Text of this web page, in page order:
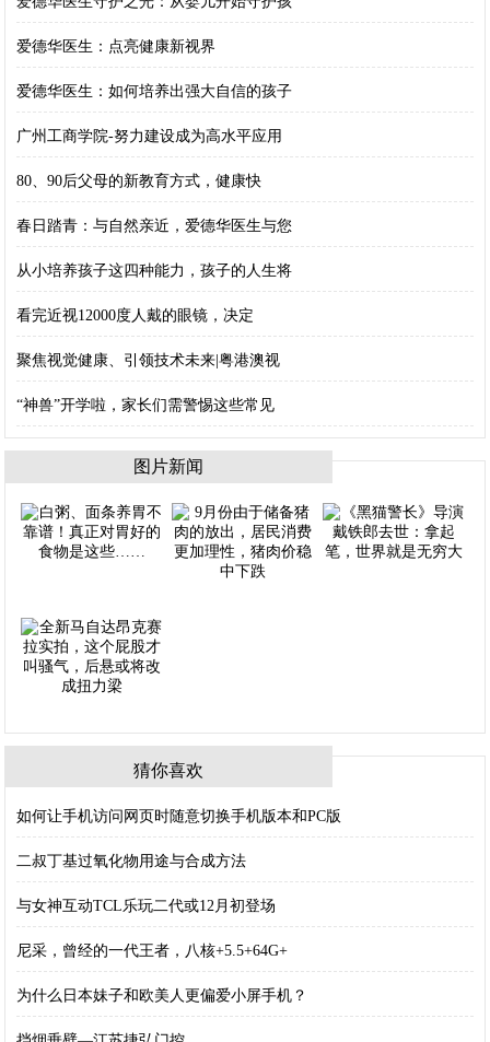
爱德华医生：点亮健康新视界
爱德华医生：如何培养出强大自信的孩子
广州工商学院-努力建设成为高水平应用
80、90后父母的新教育方式，健康快
春日踏青：与自然亲近，爱德华医生与您
从小培养孩子这四种能力，孩子的人生将
看完近视12000度人戴的眼镜，决定
聚焦视觉健康、引领技术未来|粤港澳视
“神兽”开学啦，家长们需警惕这些常见
图片新闻
猜你喜欢
如何让手机访问网页时随意切换手机版本和PC版
二叔丁基过氧化物用途与合成方法
与女神互动TCL乐玩二代或12月初登场
尼采，曾经的一代王者，八核+5.5+64G+
为什么日本妹子和欧美人更偏爱小屏手机？